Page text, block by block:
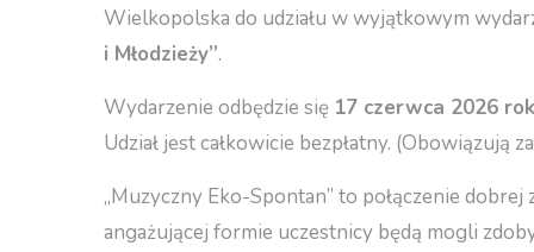
Wielkopolska do udziału w wyjątkowym
i Młodzieży”.
Wydarzenie odbędzie się 17 czerwca 2026
Udział jest całkowicie bezpłatny. (Obowiązują
„Muzyczny Eko-Spontan” to połączenie
angażującej formie uczestnicy będą mogli